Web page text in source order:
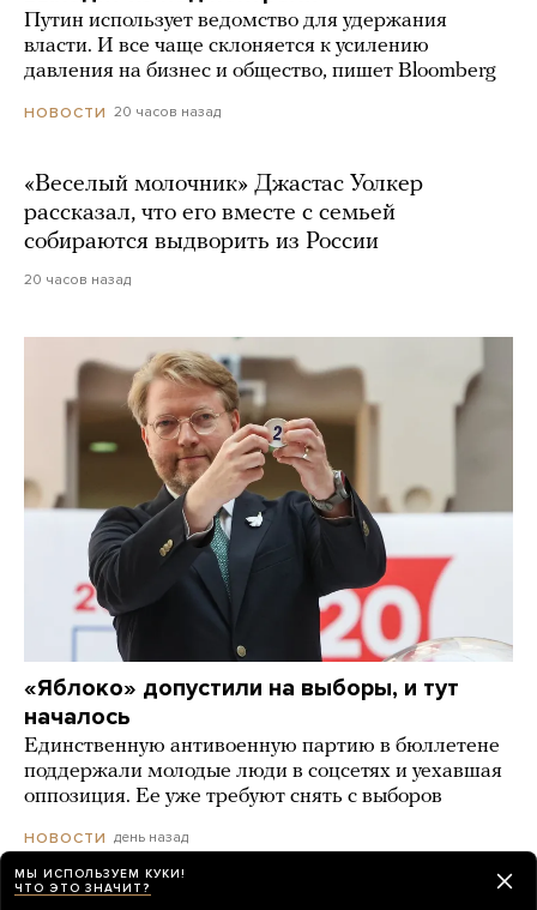
Путин использует ведомство для удержания
власти. И все чаще склоняется к усилению
давления на бизнес и общество, пишет Bloomberg
НОВОСТИ 20 часов назад
«Веселый молочник» Джастас Уолкер
рассказал, что его вместе с семьей
собираются выдворить из России
20 часов назад
«Яблоко» допустили на выборы, и тут
началось
Единственную антивоенную партию в бюллетене
поддержали молодые люди в соцсетях и уехавшая
оппозиция. Ее уже требуют снять с выборов
НОВОСТИ день назад
МЫ ИСПОЛЬЗУЕМ КУКИ!
ЧТО ЭТО ЗНАЧИТ?